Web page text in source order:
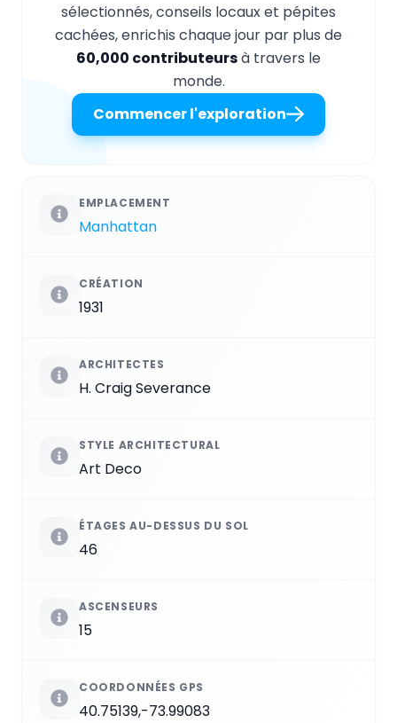
sélectionnés, conseils locaux et pépites
cachées, enrichis chaque jour par plus de
60,000 contributeursà travers le
monde.
Commencer l'exploration
EMPLACEMENT
Manhattan
CRÉATION
1931
ARCHITECTES
H. Craig Severance
STYLE ARCHITECTURAL
Art Deco
ÉTAGES AU-DESSUS DU SOL
46
ASCENSEURS
15
COORDONNÉES GPS
40.75139,-73.99083